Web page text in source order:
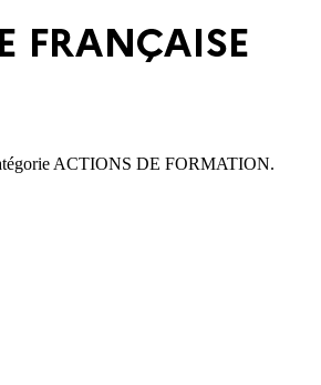
ACTIONS DE FORMATION.